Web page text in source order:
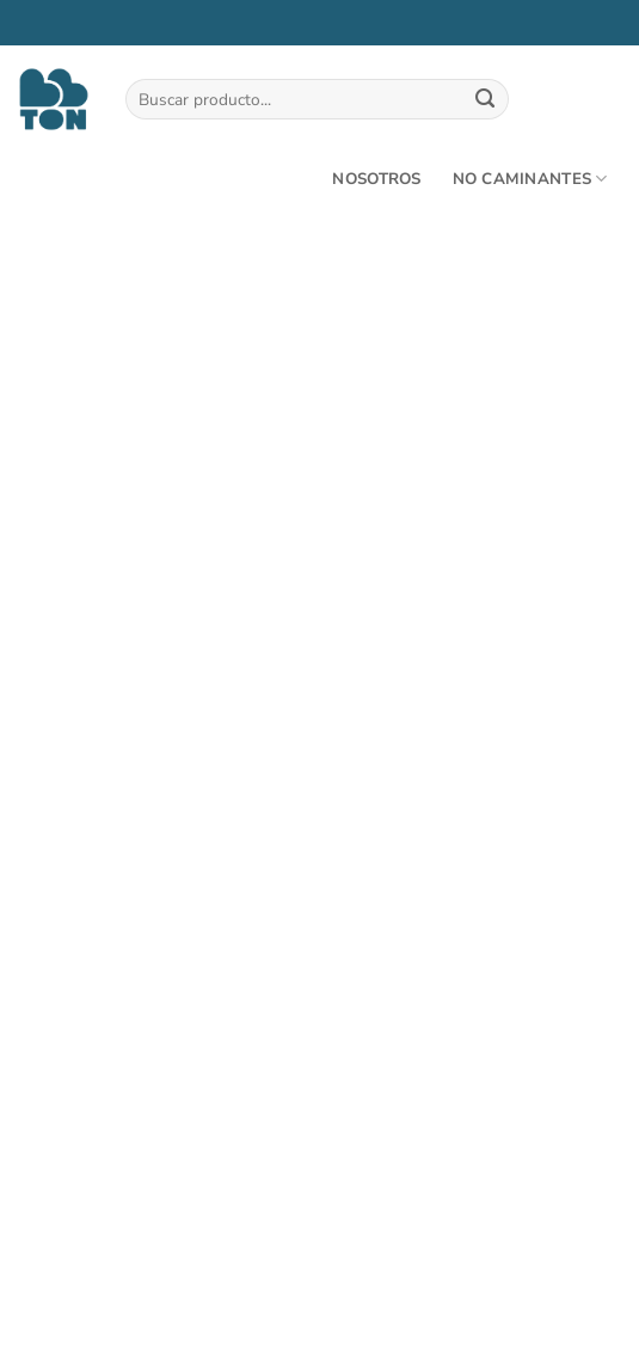
contenido
Buscar
por:
NOSOTROS NO CAMINANTES